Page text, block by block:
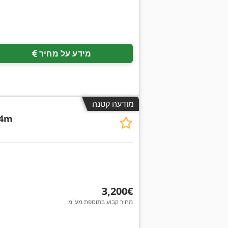
מידע על מחיר
מודעה קטנה
‏3,200 ‏€
מחיר קבוע בתוספת מע"מ